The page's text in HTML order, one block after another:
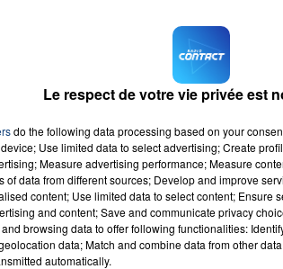
Lillois !
au signal de Morgan ! Multipliez
Le respect de votre vie privée est
do the following data processing based on your
Use limited data to select advertising; Create
Measure advertising performance; Measure
of data from different sources; Develop and improve
content; Use limited data to select content; Ensure
and content; Save and communicate privacy
browsing data to offer following functionalities:
data; Match and combine data from other
automatically.